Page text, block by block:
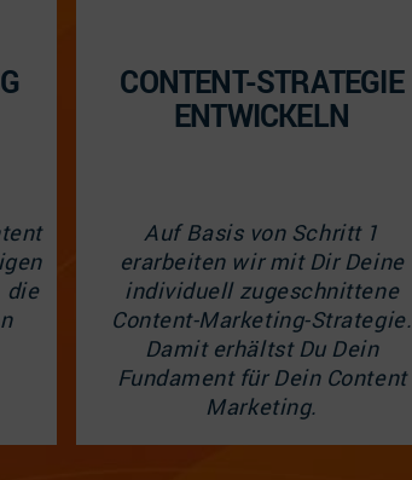
die
CONTENT-STRATEGIE
ENTWICKELN
Auf Basis von Schritt 1
erarbeiten wir mit Dir Deine
individuell zugeschnittene
Content-Marketing-Strategie.
Damit erhältst Du Dein
Fundament für Dein Content
Marketing.